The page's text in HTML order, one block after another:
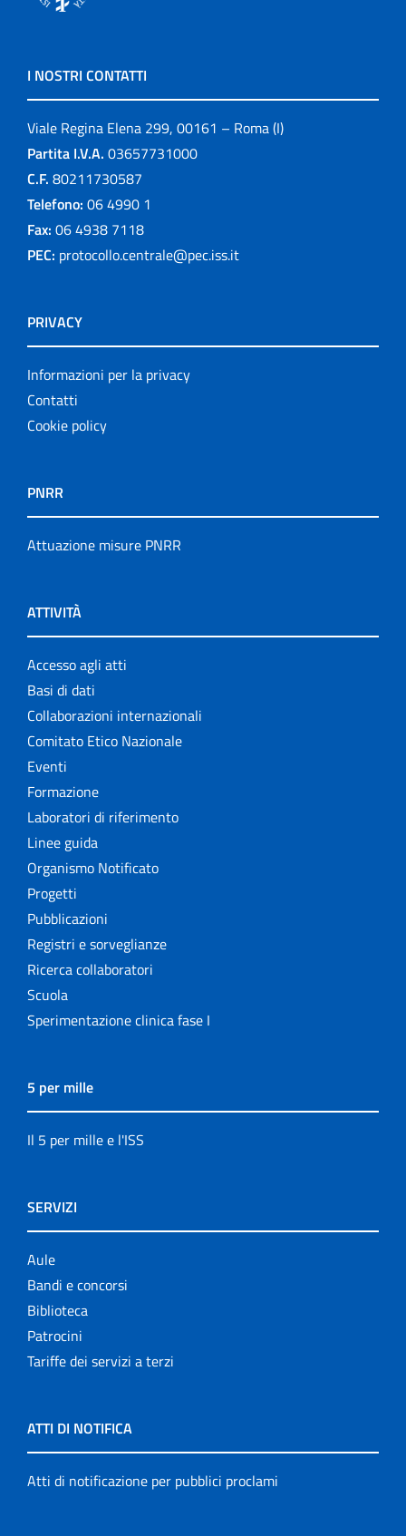
I NOSTRI CONTATTI
Viale Regina Elena 299, 00161 – Roma (I)
Partita I.V.A. 03657731000
C.F. 80211730587
Telefono: 06 4990 1
Fax: 06 4938 7118
PEC: protocollo.centrale@pec.iss.it
PRIVACY
Informazioni per la privacy
Contatti
Cookie policy
PNRR
Attuazione misure PNRR
ATTIVITÀ
Accesso agli atti
Basi di dati
Collaborazioni internazionali
Comitato Etico Nazionale
Eventi
Formazione
Laboratori di riferimento
Linee guida
Organismo Notificato
Progetti
Pubblicazioni
Registri e sorveglianze
Ricerca collaboratori
Scuola
Sperimentazione clinica fase I
5 per mille
Il 5 per mille e l'ISS
SERVIZI
Aule
Bandi e concorsi
Biblioteca
Patrocini
Tariffe dei servizi a terzi
ATTI DI NOTIFICA
Atti di notificazione per pubblici proclami